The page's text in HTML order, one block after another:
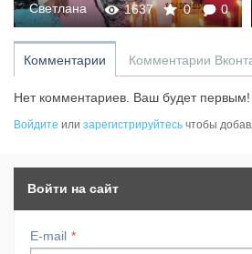
1637 0 0
Светлана
Комментарии Комментарии
Нет комментариев. Ваш будет первым!
Войдите или зарегистрируйтесь чтобы
Войти на сайт
E-mail